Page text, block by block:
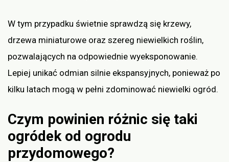
W tym przypadku świetnie sprawdzą się krzewy,
drzewa miniaturowe oraz szereg niewielkich roślin,
pozwalających na odpowiednie wyeksponowanie.
Lepiej unikać odmian silnie ekspansyjnych, ponieważ po
kilku latach mogą w pełni zdominować niewielki ogród.
Czym powinien różnic się taki
ogródek od ogrodu
przydomowego?